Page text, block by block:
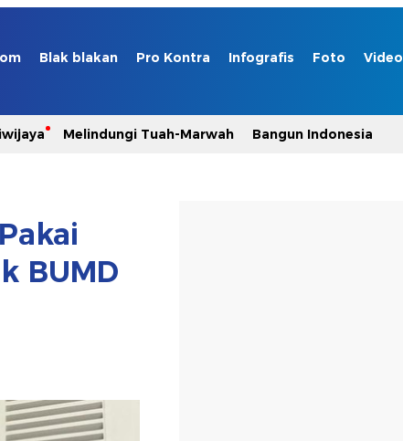
Blak blakan Pro Kontra Infografis Foto Video
Melindungi Tuah-Marwah Bangun Indonesia
BUMD